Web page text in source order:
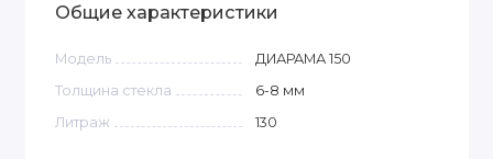
Общие характеристики
Модель
ДИАРАМА 150
Толщина стекла
6-8 мм
Литраж
130